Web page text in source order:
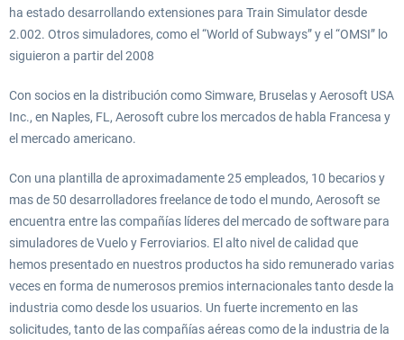
ha estado desarrollando extensiones para Train Simulator desde
2.002. Otros simuladores, como el “World of Subways” y el “OMSI” lo
siguieron a partir del 2008
Con socios en la distribución como Simware, Bruselas y Aerosoft USA
Inc., en Naples, FL, Aerosoft cubre los mercados de habla Francesa y
el mercado americano.
Con una plantilla de aproximadamente 25 empleados, 10 becarios y
mas de 50 desarrolladores freelance de todo el mundo, Aerosoft se
encuentra entre las compañías líderes del mercado de software para
simuladores de Vuelo y Ferroviarios. El alto nivel de calidad que
hemos presentado en nuestros productos ha sido remunerado varias
veces en forma de numerosos premios internacionales tanto desde la
industria como desde los usuarios. Un fuerte incremento en las
solicitudes, tanto de las compañías aéreas como de la industria de la